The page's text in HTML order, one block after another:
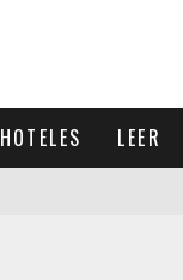
HOTELES LEER